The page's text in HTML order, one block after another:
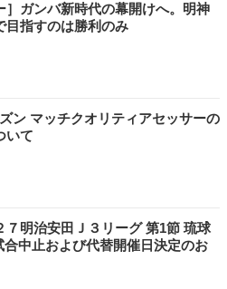
］ガンバ新時代の幕開けへ。明神
目指すのは勝利のみ
ン マッチクオリティアセッサーの
いて
７明治安田Ｊ３リーグ 第1節 琉球
合中止および代替開催日決定のお